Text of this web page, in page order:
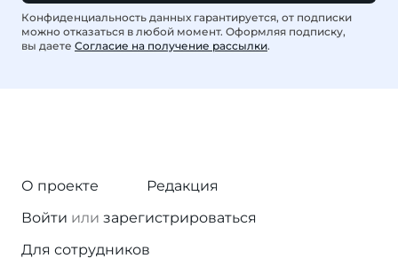
Конфиденциальность данных гарантируется, от подписки
можно отказаться в любой момент. Оформляя подписку,
вы даете Согласие на получение рассылки.
О проекте
Редакция
Войти или зарегистрироваться
Для сотрудников